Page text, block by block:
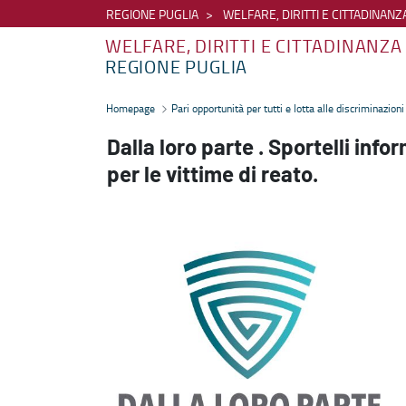
REGIONE PUGLIA WELFARE, DIRITTI E
WELFARE, DIRITTI E CITTADINANZA
REGIONE PUGLIA
"Dalla loro parte. Sportelli informativi e spazio di ascolto per le
Homepage Pari opportunità per tutti e lotta alle discriminazioni
Dalla loro parte . Sportelli
per le vittime di reato.